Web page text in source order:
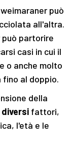
può
all'altra.
può partorire
casi in cui il
o anche molto
al doppio.
della
diversi fattori,
l'età e le